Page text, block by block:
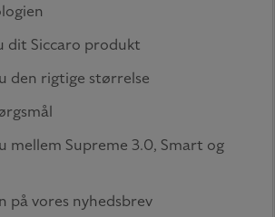
dit Siccaro produkt
den rigtige størrelse
mellem Supreme 3.0, Smart og
på vores nyhedsbrev